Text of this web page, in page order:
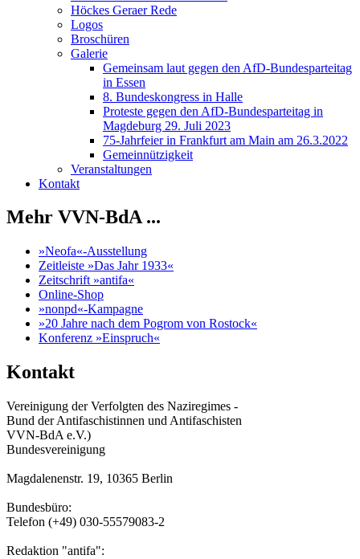
Höckes Geraer Rede
Logos
Broschüren
Galerie
Gemeinsam laut gegen den AfD-Bundesparteitag
in Essen
8. Bundeskongress in Halle
Proteste gegen den AfD-Bundesparteitag in
Magdeburg 29. Juli 2023
75-Jahrfeier in Frankfurt am Main am 26.3.2022
Gemeinnützigkeit
Veranstaltungen
Kontakt
Mehr VVN-BdA ...
»Neofa«-Ausstellung
Zeitleiste »Das Jahr 1933«
Zeitschrift »antifa«
Online-Shop
»nonpd«-Kampagne
»20 Jahre nach dem Pogrom von Rostock«
Konferenz »Einspruch«
Kontakt
Vereinigung der Verfolgten des Naziregimes -
Bund der Antifaschistinnen und Antifaschisten
VVN-BdA e.V.)
Bundesvereinigung
Magdalenenstr. 19, 10365 Berlin
Bundesbüro:
Telefon (+49) 030-55579083-2
Redaktion "antifa":